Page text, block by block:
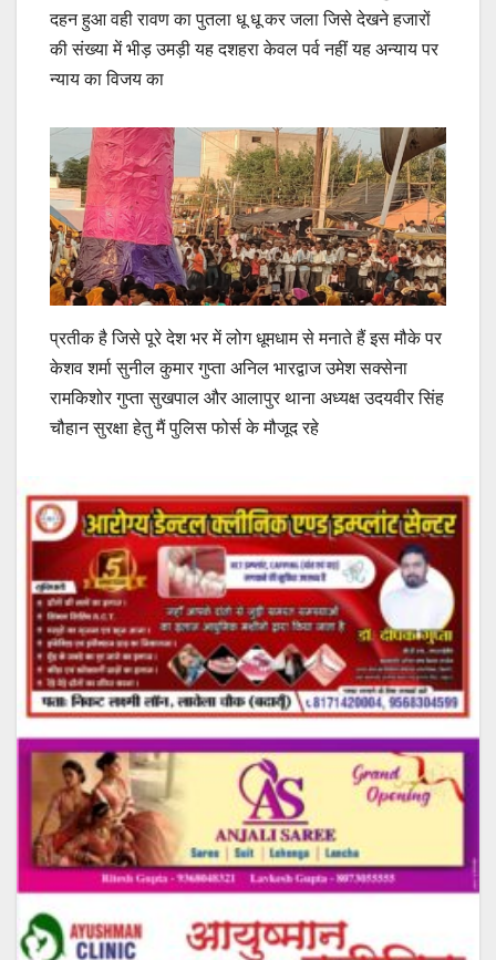
दहन हुआ वही रावण का पुतला धू धू कर जला जिसे देखने हजारों
की संख्या में भीड़ उमड़ी यह दशहरा केवल पर्व नहीं यह अन्याय पर
न्याय का विजय का
प्रतीक है जिसे पूरे देश भर में लोग धूमधाम से मनाते हैं इस मौके पर
केशव शर्मा सुनील कुमार गुप्ता अनिल भारद्वाज उमेश सक्सेना
रामकिशोर गुप्ता सुखपाल और आलापुर थाना अध्यक्ष उदयवीर सिंह
चौहान सुरक्षा हेतु मैं पुलिस फोर्स के मौजूद रहे